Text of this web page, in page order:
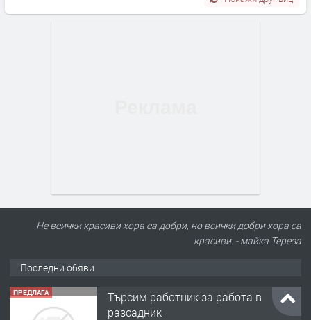
Не всички красиви хора са добри, но всички добри хора са
красиви. - майка Тереза
Последни обяви
ПРЕДЛАГА
Търсим работник за работа в
разсадник